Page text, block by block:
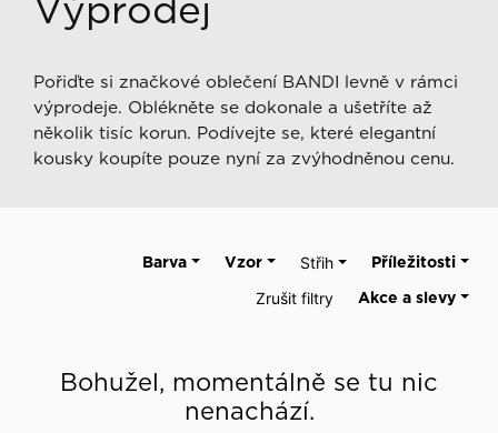
Pořiďte si značkové oblečení BANDI levně v rámci
výprodeje. Oblékněte se dokonale a ušetříte až
několik tisíc korun. Podívejte se, které elegantní
kousky koupíte pouze nyní za zvýhodněnou cenu.
Příležitosti
Střih
Vzor
Barva
Akce a slevy
Zrušit filtry
Bohužel, momentálně se tu nic
nenachází.